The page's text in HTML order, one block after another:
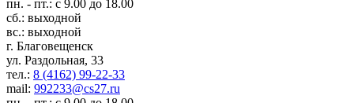
пн. - пт.: с 9.00 до 18.00
сб.: выходной
вс.: выходной
г. Благовещенск
ул. Раздольная, 33
тел.: 8 (4162) 99-22-33
mail: 992233@cs27.ru